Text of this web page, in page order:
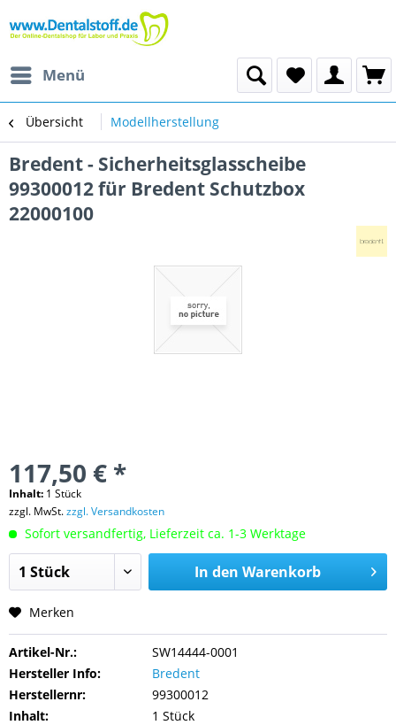
Menü
Übersicht Modellherstellung
Bredent - Sicherheitsglasscheibe
99300012 für Bredent Schutzbox
22000100
117,50 € *
Inhalt: 1 Stück
zzgl. MwSt.zzgl. Versandkosten
Sofort versandfertig, Lieferzeit ca. 1-3 Werktage
In den Warenkorb
Merken
Artikel-Nr.:
SW14444-0001
Hersteller Info:
Bredent
Herstellernr:
99300012
Inhalt:
1 Stück